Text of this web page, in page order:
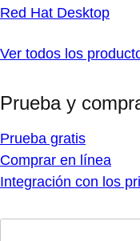
Red Hat Desktop
Ver todos los
Prueba y
Prueba gratis
Comprar en línea
Integración con los